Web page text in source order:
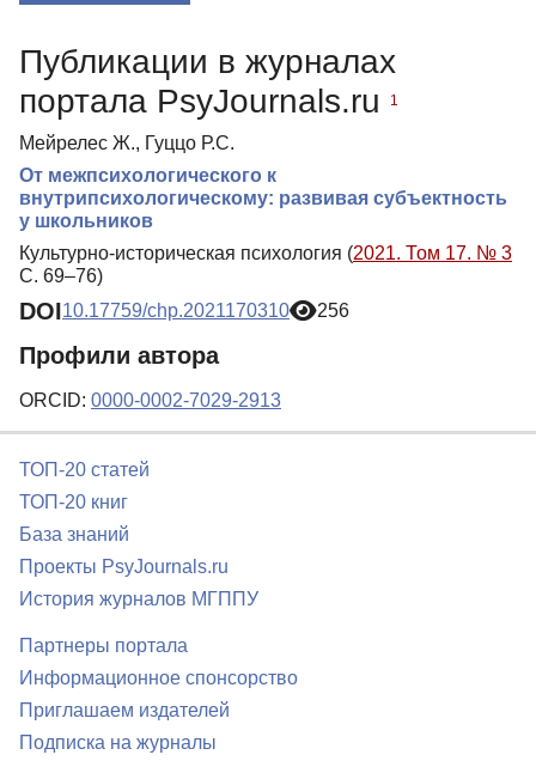
Публикации в журналах
портала PsyJournals.ru
1
Мейрелес Ж., Гуццо Р.С.
От межпсихологического к
внутрипсихологическому: развивая субъектность
у школьников
Культурно-историческая психология (2021. Том 17. № 3
С. 69–76)
DOI10.17759/chp.2021170310 256
Профили автора
ORCID: 0000-0002-7029-2913
ТОП-20 статей
ТОП-20 книг
База знаний
Проекты PsyJournals.ru
История журналов МГППУ
Партнеры портала
Информационное спонсорство
Приглашаем издателей
Подписка на журналы